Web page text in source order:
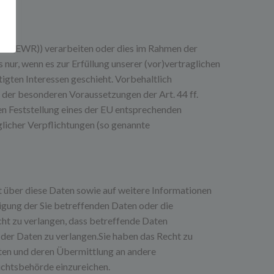
(EWR)) verarbeiten oder dies im Rahmen der
wenn es zur Erfüllung unserer (vor)vertraglichen
Interessen geschieht. Vorbehaltlich
besonderen Voraussetzungen der Art. 44 ff.
eines der EU entsprechenden
Verpflichtungen (so genannte
diese Daten sowie auf weitere Informationen
der Sie betreffenden Daten oder die
zu verlangen, dass betreffende Daten
Daten zu verlangen.Sie haben das Recht zu
und deren Übermittlung an andere
einzureichen.